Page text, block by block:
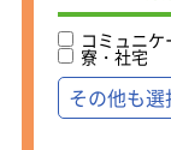
コミュニ
寮・社宅
その他も選